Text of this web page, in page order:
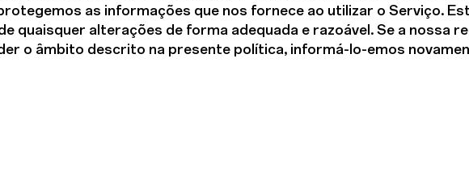
as informações que nos fornece ao utilizar o Serviço.
quaisquer alterações de forma adequada e razoável. Se a nossa
o âmbito descrito na presente política, informá-lo-emos